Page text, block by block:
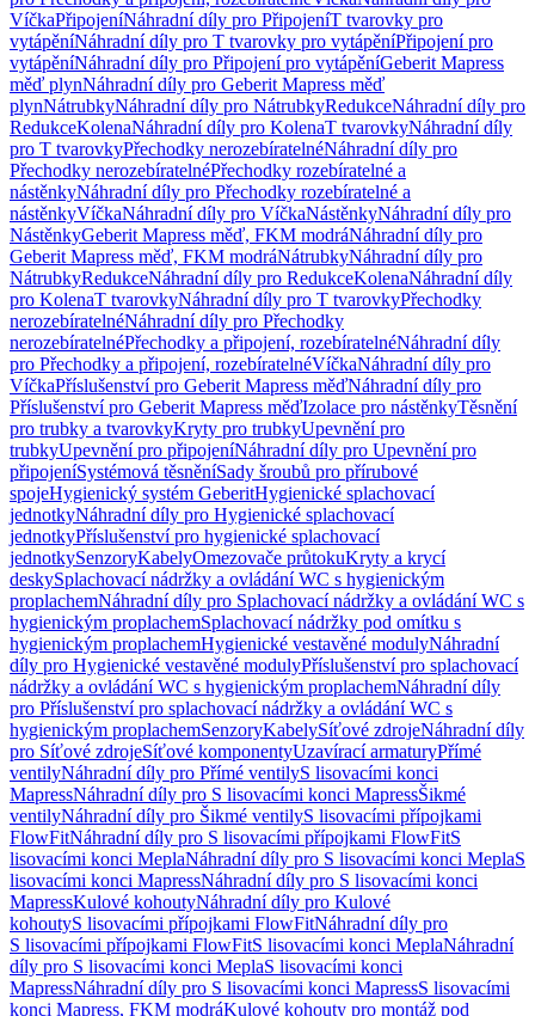
VíčkaPřipojeníNáhradní díly pro PřipojeníT tvarovky pro
vytápěníNáhradní díly pro T tvarovky pro vytápěníPřipojení pro
vytápěníNáhradní díly pro Připojení pro vytápěníGeberit Mapress
měď plynNáhradní díly pro Geberit Mapress měď
plynNátrubkyNáhradní díly pro NátrubkyRedukceNáhradní díly pro
RedukceKolenaNáhradní díly pro KolenaT tvarovkyNáhradní díly
pro T tvarovkyPřechodky nerozebíratelnéNáhradní díly pro
Přechodky nerozebíratelnéPřechodky rozebíratelné a
nástěnkyNáhradní díly pro Přechodky rozebíratelné a
nástěnkyVíčkaNáhradní díly pro VíčkaNástěnkyNáhradní díly pro
NástěnkyGeberit Mapress měď, FKM modráNáhradní díly pro
Geberit Mapress měď, FKM modráNátrubkyNáhradní díly pro
NátrubkyRedukceNáhradní díly pro RedukceKolenaNáhradní díly
pro KolenaT tvarovkyNáhradní díly pro T tvarovkyPřechodky
nerozebíratelnéNáhradní díly pro Přechodky
nerozebíratelnéPřechodky a připojení, rozebíratelnéNáhradní díly
pro Přechodky a připojení, rozebíratelnéVíčkaNáhradní díly pro
VíčkaPříslušenství pro Geberit Mapress měďNáhradní díly pro
Příslušenství pro Geberit Mapress měďIzolace pro nástěnkyTěsnění
pro trubky a tvarovkyKryty pro trubkyUpevnění pro
trubkyUpevnění pro připojeníNáhradní díly pro Upevnění pro
připojeníSystémová těsněníSady šroubů pro přírubové
spojeHygienický systém GeberitHygienické splachovací
jednotkyNáhradní díly pro Hygienické splachovací
jednotkyPříslušenství pro hygienické splachovací
jednotkySenzoryKabelyOmezovače průtokuKryty a krycí
deskySplachovací nádržky a ovládání WC s hygienickým
proplachemNáhradní díly pro Splachovací nádržky a ovládání WC s
hygienickým proplachemSplachovací nádržky pod omítku s
hygienickým proplachemHygienické vestavěné modulyNáhradní
díly pro Hygienické vestavěné modulyPříslušenství pro splachovací
nádržky a ovládání WC s hygienickým proplachemNáhradní díly
pro Příslušenství pro splachovací nádržky a ovládání WC s
hygienickým proplachemSenzoryKabelySíťové zdrojeNáhradní díly
pro Síťové zdrojeSíťové komponentyUzavírací armaturyPřímé
ventilyNáhradní díly pro Přímé ventilyS lisovacími konci
MapressNáhradní díly pro S lisovacími konci MapressŠikmé
ventilyNáhradní díly pro Šikmé ventilyS lisovacími přípojkami
FlowFitNáhradní díly pro S lisovacími přípojkami FlowFitS
lisovacími konci MeplaNáhradní díly pro S lisovacími konci MeplaS
lisovacími konci MapressNáhradní díly pro S lisovacími konci
MapressKulové kohoutyNáhradní díly pro Kulové
kohoutyS lisovacími přípojkami FlowFitNáhradní díly pro
S lisovacími přípojkami FlowFitS lisovacími konci MeplaNáhradní
díly pro S lisovacími konci MeplaS lisovacími konci
MapressNáhradní díly pro S lisovacími konci MapressS lisovacími
konci Mapress, FKM modráKulové kohouty pro montáž pod